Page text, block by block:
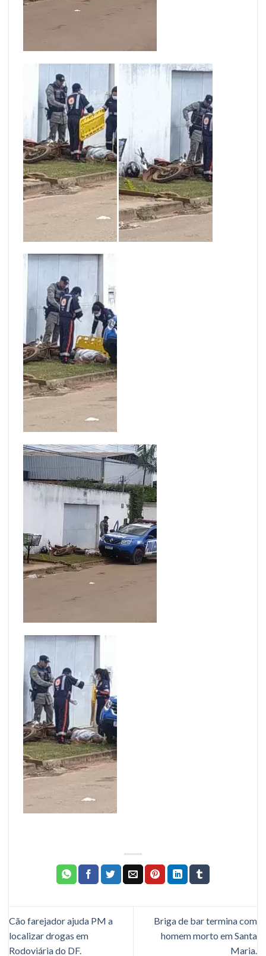
Cão farejador ajuda PM a
localizar drogas em
Rodoviária do DF.
Briga de bar termina com
homem morto em Santa
Maria.